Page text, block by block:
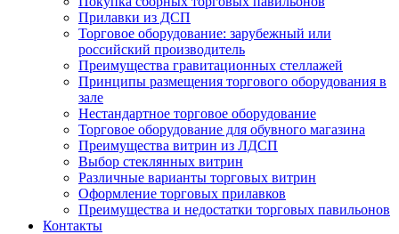
Прилавки из ДСП
Торговое оборудование: зарубежный или
российский производитель
Преимущества гравитационных стеллажей
Принципы размещения торгового оборудования в
зале
Нестандартное торговое оборудование
Торговое оборудование для обувного магазина
Преимущества витрин из ЛДСП
Выбор стеклянных витрин
Различные варианты торговых витрин
Оформление торговых прилавков
Преимущества и недостатки торговых павильонов
Контакты